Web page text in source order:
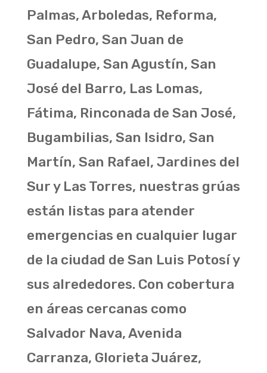
Palmas, Arboledas, Reforma,
San Pedro, San Juan de
Guadalupe, San Agustín, San
José del Barro, Las Lomas,
Fátima, Rinconada de San José,
Bugambilias, San Isidro, San
Martín, San Rafael, Jardines del
Sur y Las Torres, nuestras grúas
están listas para atender
emergencias en cualquier lugar
de la ciudad de San Luis Potosí y
sus alrededores. Con cobertura
en áreas cercanas como
Salvador Nava, Avenida
Carranza, Glorieta Juárez,